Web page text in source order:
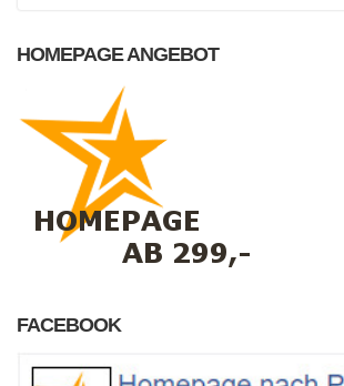
HOMEPAGE ANGEBOT
FACEBOOK